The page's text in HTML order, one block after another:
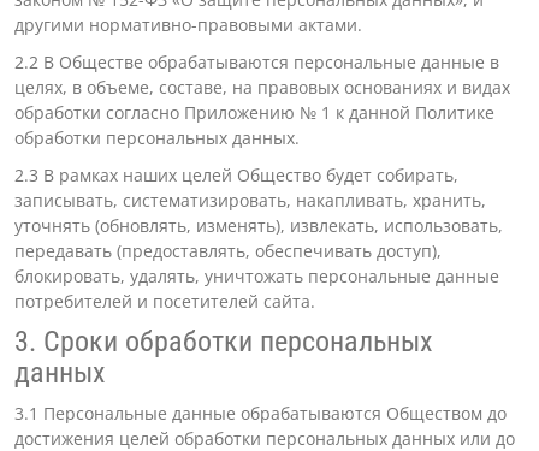
другими нормативно-правовыми актами.
2.2 В Обществе обрабатываются персональные данные в
целях, в объеме, составе, на правовых основаниях и видах
обработки согласно Приложению № 1 к данной Политике
обработки персональных данных.
2.3 В рамках наших целей Общество будет собирать,
записывать, систематизировать, накапливать, хранить,
уточнять (обновлять, изменять), извлекать, использовать,
передавать (предоставлять, обеспечивать доступ),
блокировать, удалять, уничтожать персональные данные
потребителей и посетителей сайта.
3. Сроки обработки персональных
данных
3.1 Персональные данные обрабатываются Обществом до
достижения целей обработки персональных данных или до